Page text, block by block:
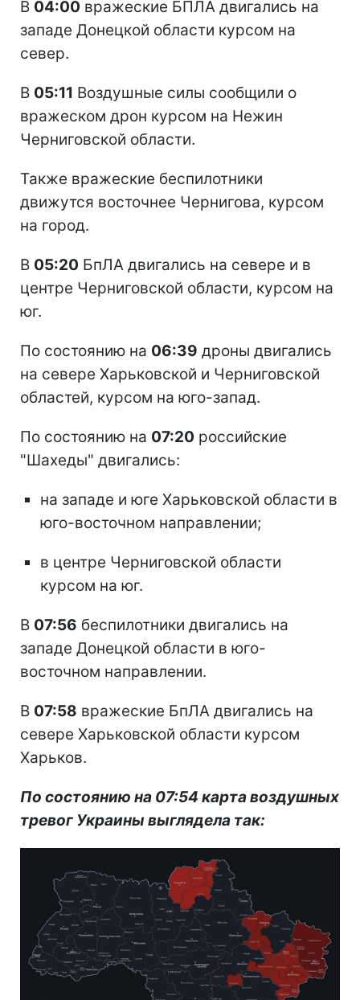
В 04:00 вражеские БПЛА двигались на
западе Донецкой области курсом на
север.
В 05:11 Воздушные силы сообщили о
вражеском дрон курсом на Нежин
Черниговской области.
Также вражеские беспилотники
движутся восточнее Чернигова, курсом
на город.
В 05:20 БпЛА двигались на севере и в
центре Черниговской области, курсом на
юг.
По состоянию на 06:39 дроны двигались
на севере Харьковской и Черниговской
областей, курсом на юго-запад.
По состоянию на 07:20 российские
"Шахеды" двигались:
на западе и юге Харьковской области в
юго-восточном направлении;
в центре Черниговской области
курсом на юг.
В 07:56 беспилотники двигались на
западе Донецкой области в юго-
восточном направлении.
В 07:58 вражеские БпЛА двигались на
севере Харьковской области курсом
Харьков.
По состоянию на 07:54 карта воздушных
тревог Украины выглядела так: